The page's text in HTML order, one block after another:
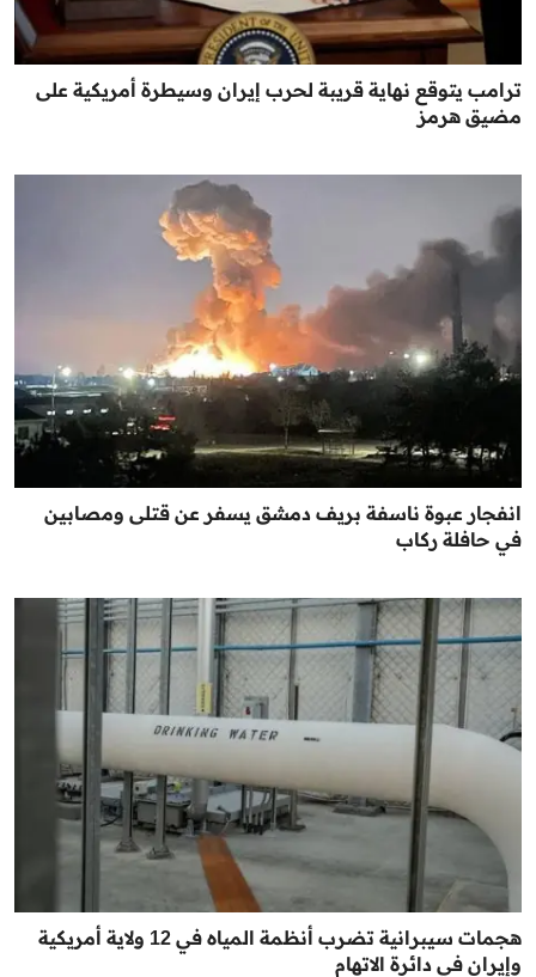
ترامب يتوقع نهاية قريبة لحرب إيران وسيطرة أمريكية على
مضيق هرمز
انفجار عبوة ناسفة بريف دمشق يسفر عن قتلى ومصابين
في حافلة ركاب
هجمات سيبرانية تضرب أنظمة المياه في 12 ولاية أمريكية
وإيران في دائرة الاتهام